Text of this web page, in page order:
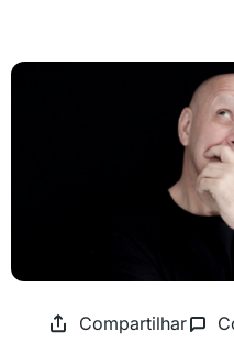
Compartilhar